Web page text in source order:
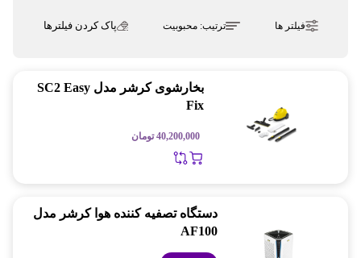
فیلتر ها ترتیب:محبوبیت پاک کردن فیلترها
بخارشوی کرشر مدل SC2 Easy
Fix
40,200,000 تومان
دستگاه تصفیه کننده هوا کرشر مدل
AF100